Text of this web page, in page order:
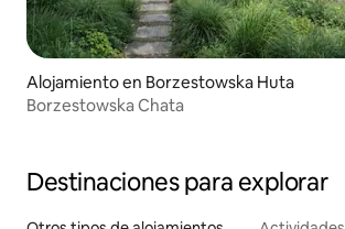
Alojamiento en Borzestowska Huta
Borzestowska Chata
Destinaciones para explorar